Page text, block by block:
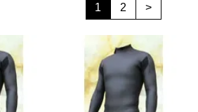
1 2 >